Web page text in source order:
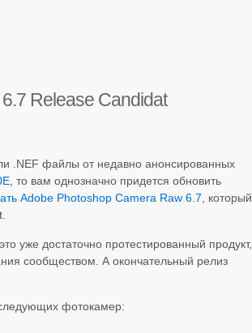
Release Candidat
.NEF файлы от недавно анонсированных
, то вам однозначно придется обновить
Adobe Photoshop Camera Raw 6.7, который
уже достаточно протестированный продукт,
сообществом. А окончательный релиз
фотокамер: